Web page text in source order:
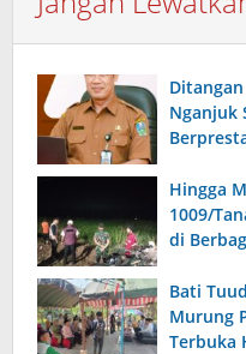
Nganjuk
Hingga
1009/
di
Bati
Murung
Terbuka